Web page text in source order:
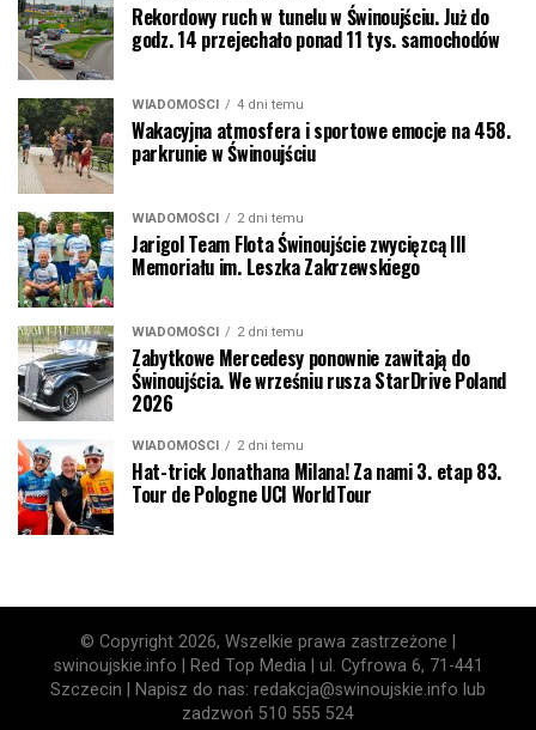
Rekordowy ruch w tunelu w Świnoujściu. Już do
godz. 14 przejechało ponad 11 tys. samochodów
WIADOMOŚCI 4 dni temu
Wakacyjna atmosfera i sportowe emocje na 458.
parkrunie w Świnoujściu
WIADOMOŚCI 2 dni temu
Jarigol Team Flota Świnoujście zwycięzcą III
Memoriału im. Leszka Zakrzewskiego
WIADOMOŚCI 2 dni temu
Zabytkowe Mercedesy ponownie zawitają do
Świnoujścia. We wrześniu rusza StarDrive Poland
2026
WIADOMOŚCI 2 dni temu
Hat-trick Jonathana Milana! Za nami 3. etap 83.
Tour de Pologne UCI WorldTour
© Copyright 2026, Wszelkie prawa zastrzeżone |
swinoujskie.info | Red Top Media | ul. Cyfrowa 6, 71-441
Szczecin | Napisz do nas: redakcja@swinoujskie.info lub
zadzwoń 510 555 524